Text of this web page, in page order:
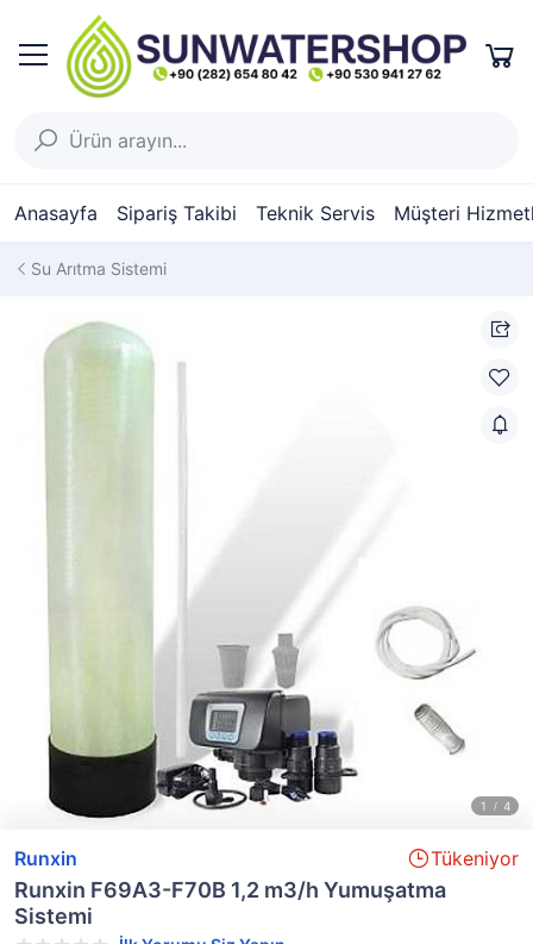
Anasayfa Sipariş Takibi Teknik Servis Müşteri
Su Arıtma Sistemi
Runxin Tükeniyor
Runxin F69A3-F70B 1,2 m3/h Yumuşatma
Sistemi